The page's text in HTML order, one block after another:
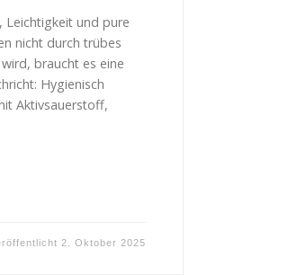
Leichtigkeit und pure
nicht durch trübes
braucht es eine
Hygienisch
Aktivsauerstoff,
2. Oktober 2025